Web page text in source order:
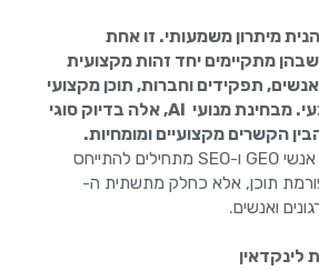
מיתרון משמעותי. זו אחת
מתקיימים יחד זהות מקצועית
תפקידים וחברות, תוכן מקצועי
מתמשך ושיח אנושי טבעי. מבחינת מנועי AI, אלה בדיוק סוגי
הקשרים מקצועיים ומומחיות.
זו גם הסיבה שיותר ויותר אנשי GEO ו-SEO מתחילים להתייחס
תוכן, אלא כחלק מתשתית ה-
לינקדאין